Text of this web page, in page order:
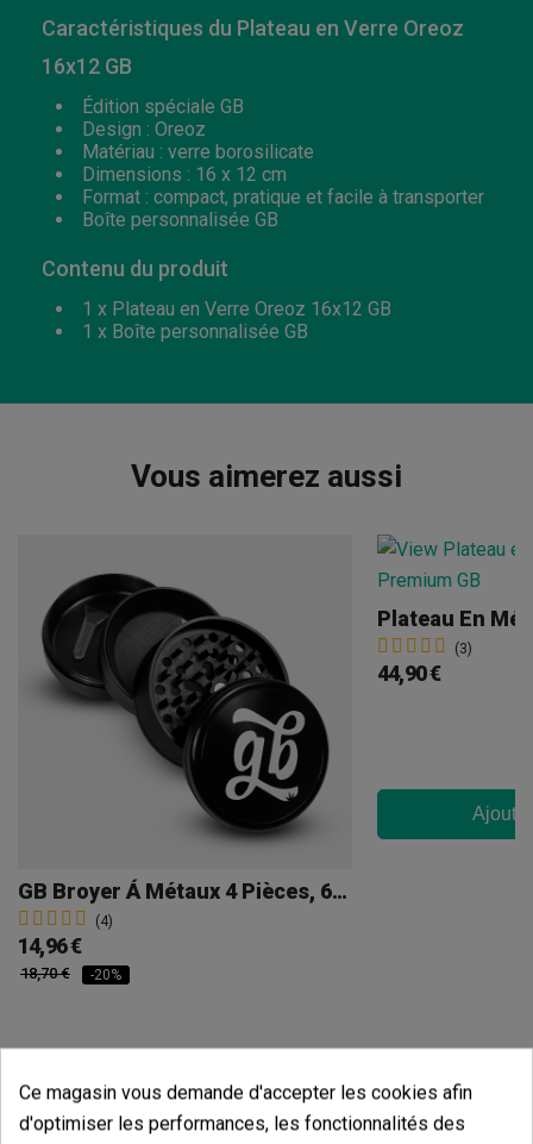
Caractéristiques du Plateau en Verre Oreoz
16x12 GB
Édition spéciale GB
Design : Oreoz
Matériau : verre borosilicate
Dimensions : 16 x 12 cm
Format : compact, pratique et facile à transporter
Boîte personnalisée GB
Contenu du produit
1 x Plateau en Verre Oreoz 16x12 GB
1 x Boîte personnalisée GB
Vous aimerez aussi
GB Broyer Á Métaux 4 Pièces, 63mm
(4)
14,96 €
18,70 € -20%
Ajouter au panier
(3)
44,90 €
Ce magasin vous demande d'accepter les cookies afin
d'optimiser les performances, les fonctionnalités des